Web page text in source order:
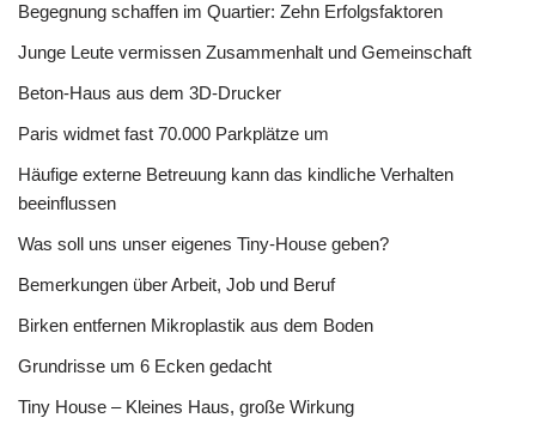
Begegnung schaffen im Quartier: Zehn Erfolgsfaktoren
Junge Leute vermissen Zusammenhalt und Gemeinschaft
Beton-Haus aus dem 3D-Drucker
Paris widmet fast 70.000 Parkplätze um
Häufige externe Betreuung kann das kindliche Verhalten
beeinflussen
Was soll uns unser eigenes Tiny-House geben?
Bemerkungen über Arbeit, Job und Beruf
Birken entfernen Mikroplastik aus dem Boden
Grundrisse um 6 Ecken gedacht
Tiny House – Kleines Haus, große Wirkung